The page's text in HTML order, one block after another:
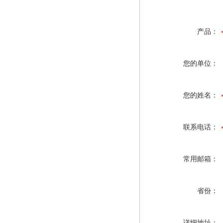
产品：
您的单位：
您的姓名：
联系电话：
常用邮箱：
省份：